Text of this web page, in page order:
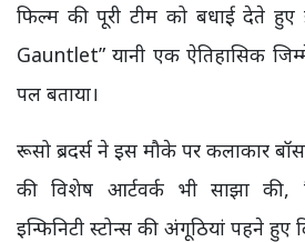
फिल्म की पूरी टीम को बधाई देते
Gauntlet” यानी एक ऐतिहासिक
पल बताया।
रूसो ब्रदर्स ने इस मौके पर कलाकार
की विशेष आर्टवर्क भी साझा की,
इन्फिनिटी स्टोन्स की अंगूठियां पहने हुए